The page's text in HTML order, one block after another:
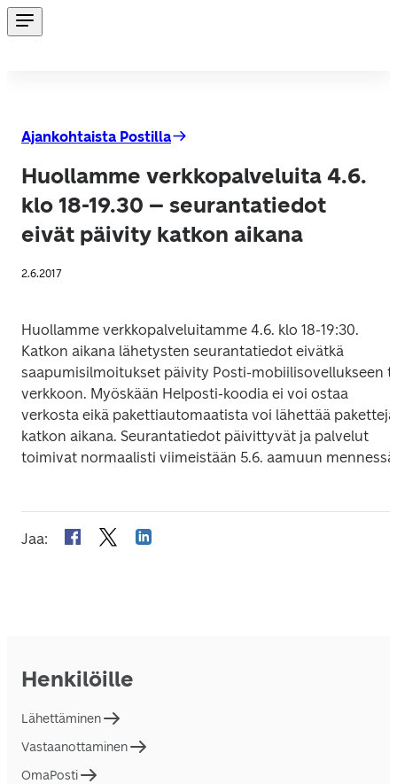
Ajankohtaista Postilla
Huollamme verkkopalveluita 4.6.
klo 18-19.30 – seurantatiedot
eivät päivity katkon aikana
2.6.2017
Huollamme verkkopalveluitamme 4.6. klo 18-19:30.
Katkon aikana lähetysten seurantatiedot eivätkä
saapumisilmoitukset päivity Posti-mobiilisovellukseen
verkkoon. Myöskään Helposti-koodia ei voi ostaa
verkosta eikä pakettiautomaatista voi lähettää paketteja
katkon aikana. Seurantatiedot päivittyvät ja palvelut
toimivat normaalisti viimeistään 5.6. aamuun
Jaa:
Henkilöille
Lähettäminen
Vastaanottaminen
OmaPosti